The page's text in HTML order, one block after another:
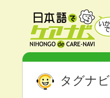
タグナビ